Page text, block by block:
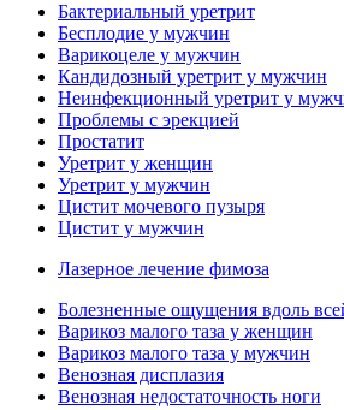
Бактериальный уретрит
Бесплодие у мужчин
Варикоцеле у мужчин
Кандидозный уретрит у мужчин
Неинфекционный уретрит у
Проблемы с эрекцией
Простатит
Уретрит у женщин
Уретрит у мужчин
Цистит мочевого пузыря
Цистит у мужчин
Лазерное лечение фимоза
Болезненные ощущения вдоль
Варикоз малого таза у женщин
Варикоз малого таза у мужчин
Венозная дисплазия
Венозная недостаточность ноги